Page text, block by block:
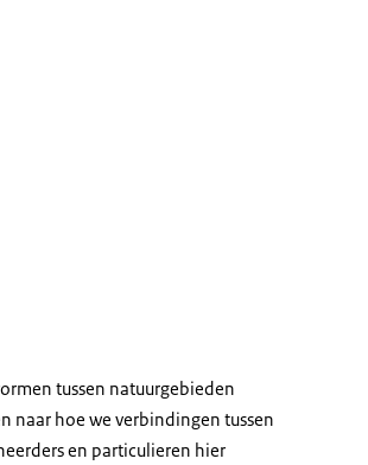
tussen natuurgebieden
naar hoe we verbindingen tussen
en particulieren hier